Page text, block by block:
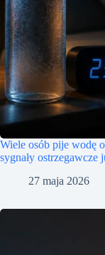
Wiele osób pije wodę
sygnały ostrzegawcze
27 maja 2026